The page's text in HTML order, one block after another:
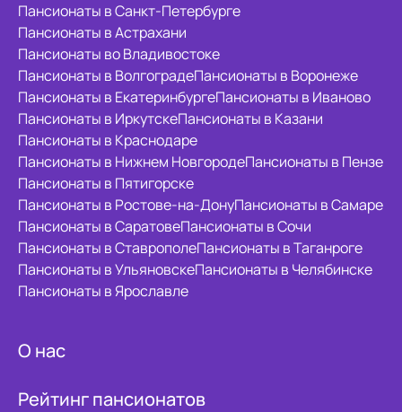
Пансионаты в Санкт-Петербурге
Пансионаты в Астрахани
Пансионаты во Владивостоке
Пансионаты в ВолгоградеПансионаты в Воронеже
Пансионаты в ЕкатеринбургеПансионаты в Иваново
Пансионаты в ИркутскеПансионаты в Казани
Пансионаты в Краснодаре
Пансионаты в Нижнем НовгородеПансионаты в Пензе
Пансионаты в Пятигорске
Пансионаты в Ростове-на-ДонуПансионаты в Самаре
Пансионаты в СаратовеПансионаты в Сочи
Пансионаты в СтаврополеПансионаты в Таганроге
Пансионаты в УльяновскеПансионаты в Челябинске
Пансионаты в Ярославле
О нас
Рейтинг пансионатов